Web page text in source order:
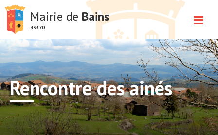
Mairie de Bains
43370
Rencontre des ainés